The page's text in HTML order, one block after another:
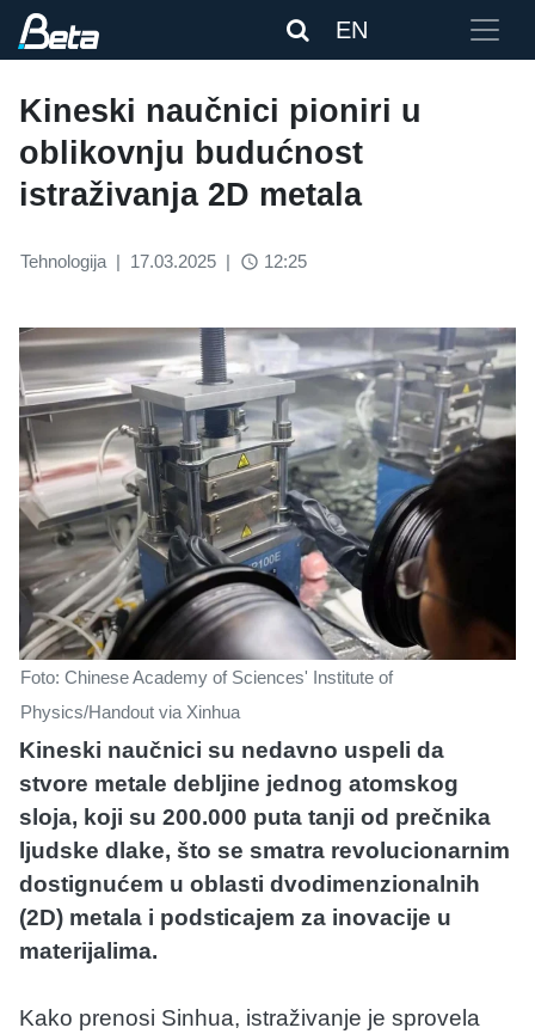
EN
Kineski naučnici pioniri u
oblikovnju budućnost
istraživanja 2D metala
Tehnologija | 17.03.2025 | access_time 12:25
Foto: Chinese Academy of Sciences' Institute of
Physics/Handout via Xinhua
Kineski naučnici su nedavno uspeli da
stvore metale debljine jednog atomskog
sloja, koji su 200.000 puta tanji od prečnika
ljudske dlake, što se smatra revolucionarnim
dostignućem u oblasti dvodimenzionalnih
(2D) metala i podsticajem za inovacije u
materijalima.
Kako prenosi Sinhua, istraživanje je sprovela